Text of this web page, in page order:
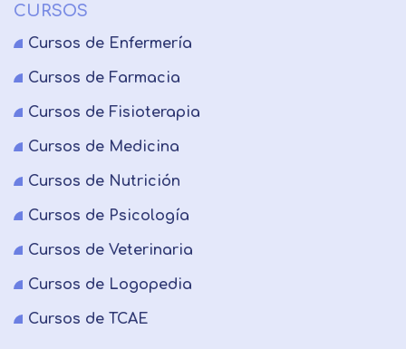
CURSOS
Cursos de Enfermería
Cursos de Farmacia
Cursos de Fisioterapia
Cursos de Medicina
Cursos de Nutrición
Cursos de Psicología
Cursos de Veterinaria
Cursos de Logopedia
Cursos de TCAE